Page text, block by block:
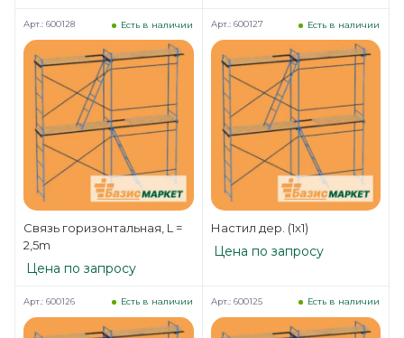
Связь горизонтальная, L =
2,5m
Есть в наличии
Арт.: 600128
Цена по запросу
Настил дер. (1х1)
Есть в наличии
Арт.: 600127
Цена по запросу
Есть в наличии
Арт.: 600126 Есть в наличии
Арт.: 600125